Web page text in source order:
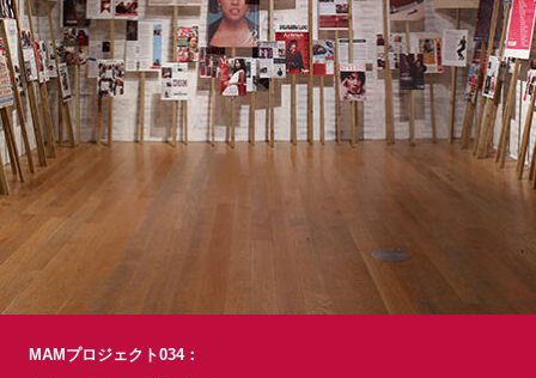
MAMプロジェクト034：